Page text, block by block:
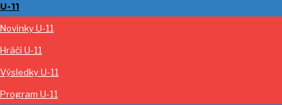
U-11
Novinky U-11
Hráči U-11
Výsledky U-11
Program U-11